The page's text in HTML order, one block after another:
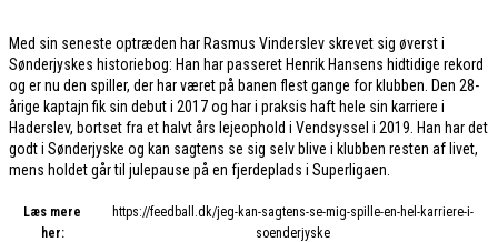
Med sin seneste optræden har Rasmus Vinderslev skrevet sig øverst i
Sønderjyskes historiebog: Han har passeret Henrik Hansens hidtidige rekord
og er nu den spiller, der har været på banen flest gange for klubben. Den 28-
årige kaptajn fik sin debut i 2017 og har i praksis haft hele sin karriere i
Haderslev, bortset fra et halvt års lejeophold i Vendsyssel i 2019. Han har det
godt i Sønderjyske og kan sagtens se sig selv blive i klubben resten af livet,
mens holdet går til julepause på en fjerdeplads i Superligaen.
Læs mere
her:
https://feedball.dk/jeg-kan-sagtens-se-mig-spille-en-hel-karriere-i-
soenderjyske